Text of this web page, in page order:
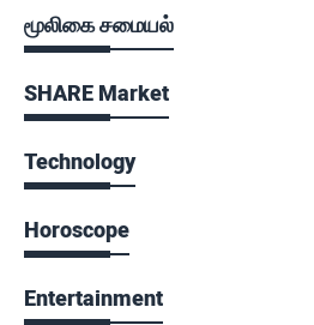
மூலிகை சமையல்
SHARE Market
Technology
Horoscope
Entertainment